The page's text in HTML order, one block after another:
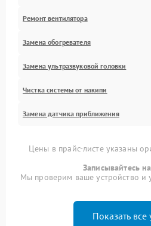
Ремонт вентилятора
Замена обогревателя
Замена ультразвуковой головки
Чистка системы от накипи
Замена датчика приближения
Цены в прайс-листе указаны
Записывайтесь
Мы проверим ваше устройство и
Показать все